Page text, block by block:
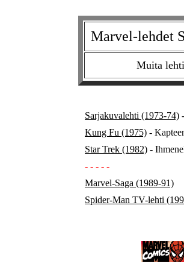
Marvel-lehdet
Muita
Sarjakuvalehti (1973-74)
Kung Fu (1975) -
Star Trek (1982) -
- - - - -
Marvel-Saga (1989-91)
Spider-Man TV-lehti